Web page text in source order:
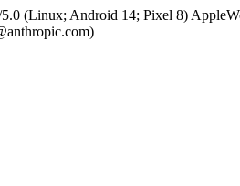
(Linux; Android 14; Pixel 8)